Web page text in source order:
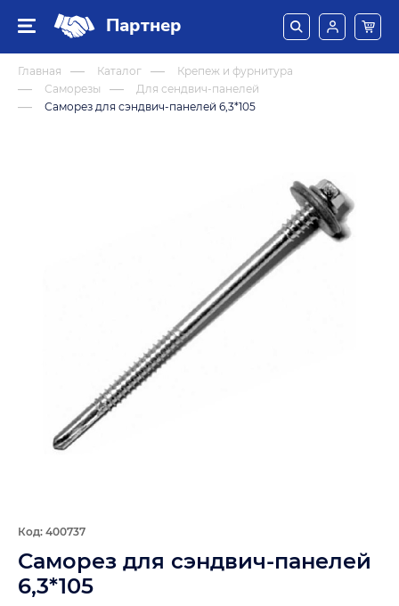
Партнер
Главная Каталог
Крепеж и фурнитура
Саморезы
Для сендвич-панелей
Саморез для сэндвич-панелей 6,3*105
Код: 400737
Саморез для сэндвич-панелей
6,3*105